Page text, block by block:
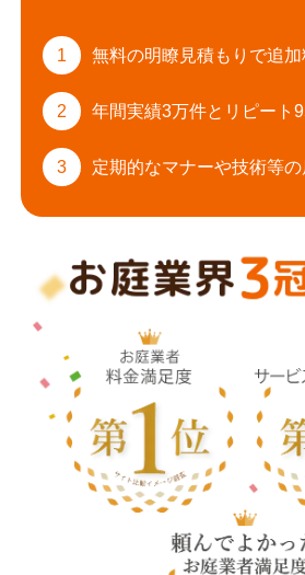
1 無料の明瞭見積もりで追加
2 年間実績3万件と リピート
3 定期的なマナーや技術等の